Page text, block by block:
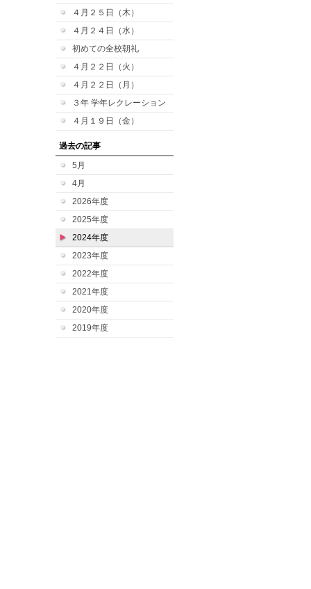
４月２５日（木）
４月２４日（水）
初めての全校朝礼
４月２２日（火）
４月２２日（月）
３年 学年レクレーション
４月１９日（金）
過去の記事
5月
4月
2026年度
2025年度
2024年度
2023年度
2022年度
2021年度
2020年度
2019年度